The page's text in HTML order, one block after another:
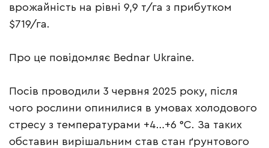
врожайність на рівні 9,9 т/га з прибутком
$719/га.
Про це повідомляє Bednar Ukraine.
Посів проводили 3 червня 2025 року, після
чого рослини опинилися в умовах холодового
стресу з температурами +4…+6 °C. За таких
обставин вирішальним став стан ґрунтового